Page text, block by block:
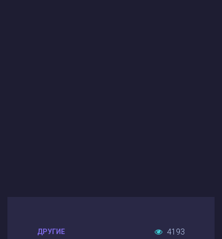
ДРУГИЕ 4193